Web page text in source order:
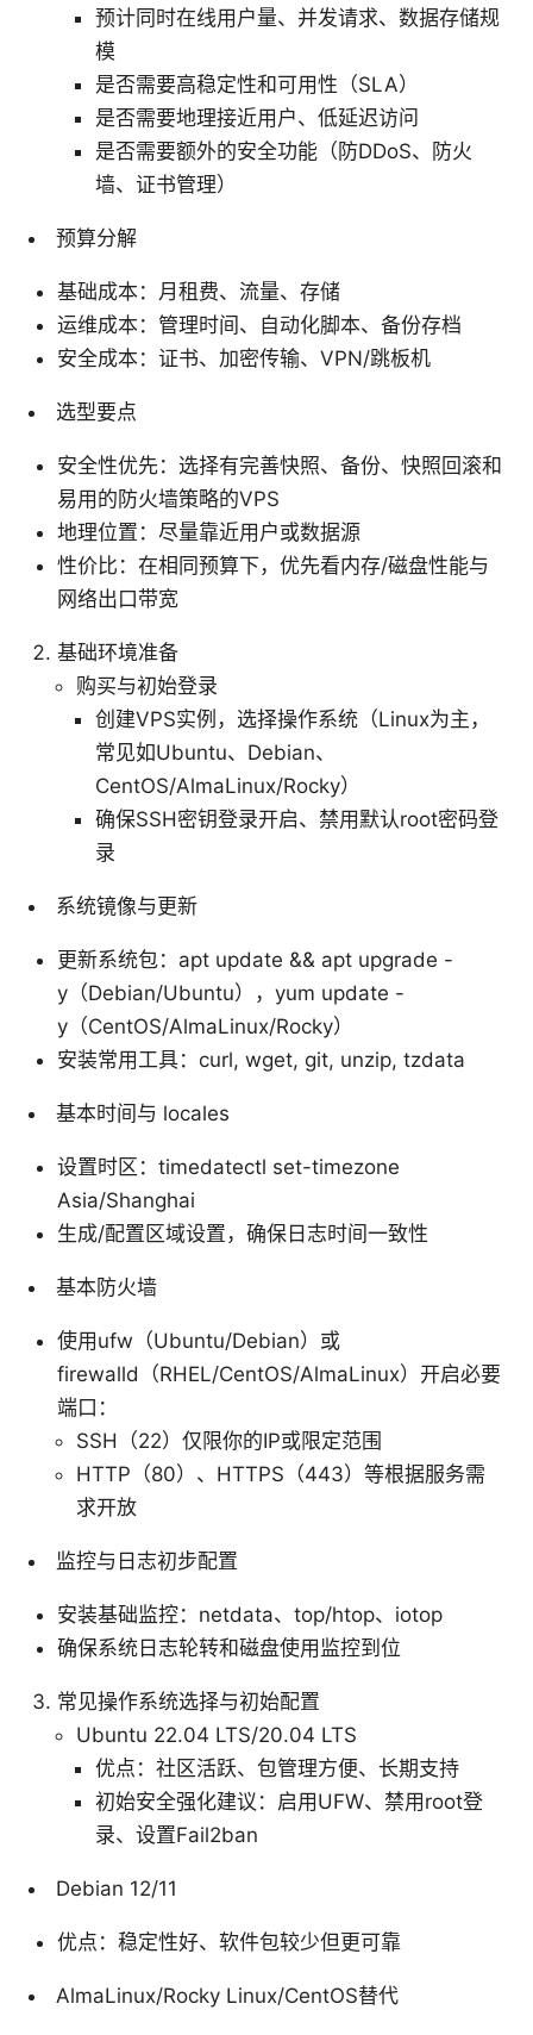
预计同时在线用户量、并发请求、数据存储规
模
是否需要高稳定性和可用性（SLA）
是否需要地理接近用户、低延迟访问
是否需要额外的安全功能（防DDoS、防火
墙、证书管理）
预算分解
基础成本：月租费、流量、存储
运维成本：管理时间、自动化脚本、备份存档
安全成本：证书、加密传输、VPN/跳板机
选型要点
安全性优先：选择有完善快照、备份、快照回滚和
易用的防火墙策略的VPS
地理位置：尽量靠近用户或数据源
性价比：在相同预算下，优先看内存/磁盘性能与
网络出口带宽
基础环境准备
购买与初始登录
创建VPS实例，选择操作系统（Linux为主，
常见如Ubuntu、Debian、
CentOS/AlmaLinux/Rocky）
确保SSH密钥登录开启、禁用默认root密码登
录
系统镜像与更新
更新系统包：apt update && apt upgrade -
y（Debian/Ubuntu），yum update -
y（CentOS/AlmaLinux/Rocky）
安装常用工具：curl, wget, git, unzip, tzdata
基本时间与 locales
设置时区：timedatectl set-timezone
Asia/Shanghai
生成/配置区域设置，确保日志时间一致性
基本防火墙
使用ufw（Ubuntu/Debian）或
firewalld（RHEL/CentOS/AlmaLinux）开启必要
端口：
SSH（22）仅限你的IP或限定范围
HTTP（80）、HTTPS（443）等根据服务需
求开放
监控与日志初步配置
安装基础监控：netdata、top/htop、iotop
确保系统日志轮转和磁盘使用监控到位
常见操作系统选择与初始配置
Ubuntu 22.04 LTS/20.04 LTS
优点：社区活跃、包管理方便、长期支持
初始安全强化建议：启用UFW、禁用root登
录、设置Fail2ban
Debian 12/11
优点：稳定性好、软件包较少但更可靠
AlmaLinux/Rocky Linux/CentOS替代